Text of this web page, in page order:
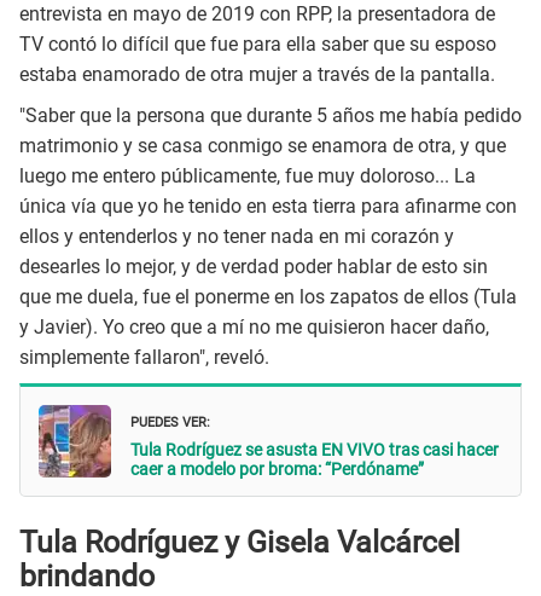
entrevista en mayo de 2019 con RPP, la presentadora de
TV contó lo difícil que fue para ella saber que su esposo
estaba enamorado de otra mujer a través de la pantalla.
"Saber que la persona que durante 5 años me había pedido
matrimonio y se casa conmigo se enamora de otra, y que
luego me entero públicamente, fue muy doloroso... La
única vía que yo he tenido en esta tierra para afinarme con
ellos y entenderlos y no tener nada en mi corazón y
desearles lo mejor, y de verdad poder hablar de esto sin
que me duela, fue el ponerme en los zapatos de ellos (Tula
y Javier). Yo creo que a mí no me quisieron hacer daño,
simplemente fallaron", reveló.
PUEDES VER:
Tula Rodríguez se asusta EN VIVO tras casi hacer
caer a modelo por broma: “Perdóname”
Tula Rodríguez y Gisela Valcárcel
brindando